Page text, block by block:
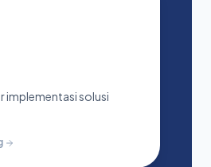
implementasi solusi